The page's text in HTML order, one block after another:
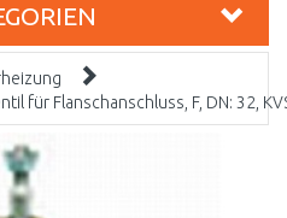
für Flanschanschluss, F, DN: 32,